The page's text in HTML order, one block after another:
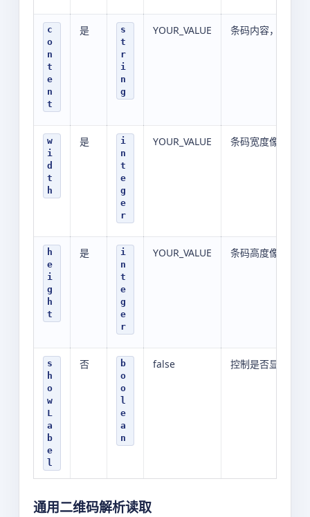
c
o
n
t
e
n
t
是
s
t
r
i
n
g
YOUR_VALUE 条码内容，注意
w
i
d
t
h
是
i
n
t
e
g
e
r
YOUR_VALUE 条码宽度像素值
h
e
i
g
h
t
是
i
n
t
e
g
e
r
YOUR_VALUE 条码高度像素值
s
h
o
w
L
a
b
e
l
否
b
o
o
l
e
a
n
false 控制是否显示条
通用二维码解析读取